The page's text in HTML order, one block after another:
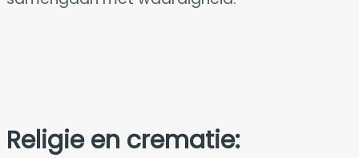
Religie en crematie: